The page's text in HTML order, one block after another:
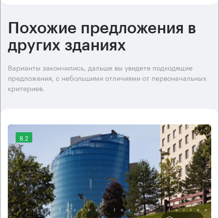
Похожие предложения в
других зданиях
Варианты закончились, дальше вы увидете подходящие
предложения, с небольшими отличиями от первоначальных
критериев.
8.2